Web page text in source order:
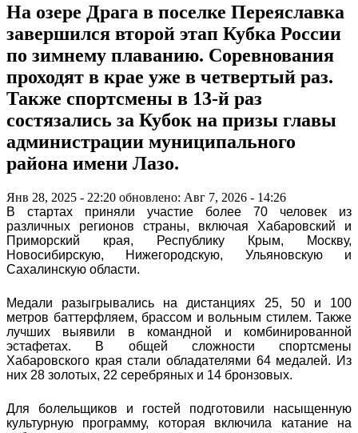
На озере Драга в поселке Переяславка
завершился второй этап Кубка России
по зимнему плаванию. Соревнования
проходят в крае уже в четвертый раз.
Также спортсмены в 13-й раз
состязались за Кубок на призы главы
администрации муниципального
района имени Лазо.
Янв 28, 2025 - 22:20 обновлено: Авг 7, 2026 - 14:26
В стартах приняли участие более 70 человек из
различных регионов страны, включая Хабаровский и
Приморский края, Республику Крым, Москву,
Новосибирскую, Нижегородскую, Ульяновскую и
Сахалинскую области.
Медали разыгрывались на дистанциях 25, 50 и 100
метров баттерфляем, брассом и вольным стилем. Также
лучших выявили в командной и комбинированной
эстафетах. В общей сложности спортсмены
Хабаровского края стали обладателями 64 медалей. Из
них 28 золотых, 22 серебряных и 14 бронзовых.
Для болельщиков и гостей подготовили насыщенную
культурную программу, которая включила катание на